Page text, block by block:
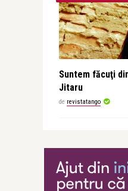
Suntem făcuţi
Jitaru
de revistatango